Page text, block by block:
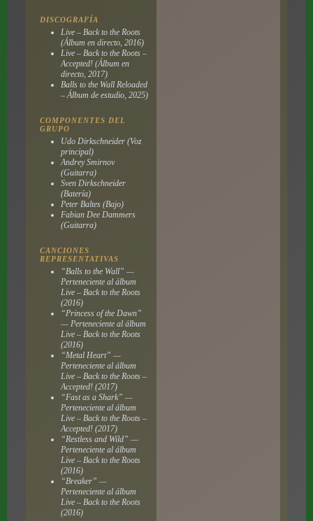
DISCOGRAFÍA
Live – Back to the Roots
(Álbum en directo, 2016)
Live – Back to the Roots –
Accepted!(Álbum en
directo, 2017)
Balls to the Wall Reloaded
– Álbum de estudio, 2025)
COMPONENTES DEL
GRUPO
Udo Dirkschneider (Voz
principal)
Andrey Smirnov
(Guitarra)
Sven Dirkschneider
(Batería)
Peter Baltes (Bajo)
Fabian Dee Dammers
(Guitarra)
CANCIONES
REPRESENTATIVAS
“Balls to the Wall” —
Perteneciente al álbum
Live – Back to the Roots
(2016)
“Princess of the Dawn”
— Perteneciente al álbum
Live – Back to the Roots
(2016)
“Metal Heart” —
Perteneciente al álbum
Live – Back to the Roots –
Accepted!(2017)
“Fast as a Shark” —
Perteneciente al álbum
Live – Back to the Roots –
Accepted!(2017)
“Restless and Wild” —
Perteneciente al álbum
Live – Back to the Roots
(2016)
“Breaker” —
Perteneciente al álbum
Live – Back to the Roots
(2016)